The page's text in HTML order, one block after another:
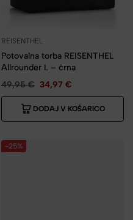
REISENTHEL
Potovalna torba REISENTHEL
Allrounder L – črna
49,95€ 34,97 €
DODAJ V KOŠARICO
-25%